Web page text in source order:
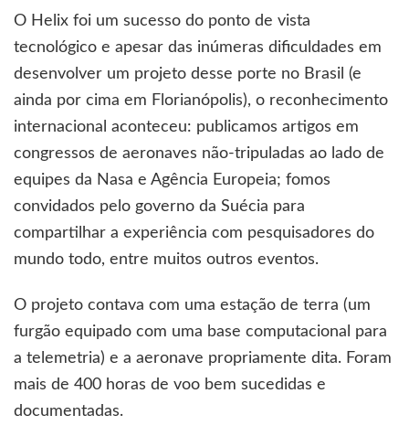
O Helix foi um sucesso do ponto de vista
tecnológico e apesar das inúmeras dificuldades em
desenvolver um projeto desse porte no Brasil (e
ainda por cima em Florianópolis), o reconhecimento
internacional aconteceu: publicamos artigos em
congressos de aeronaves não-tripuladas ao lado de
equipes da Nasa e Agência Europeia; fomos
convidados pelo governo da Suécia para
compartilhar a experiência com pesquisadores do
mundo todo, entre muitos outros eventos.
O projeto contava com uma estação de terra (um
furgão equipado com uma base computacional para
a telemetria) e a aeronave propriamente dita. Foram
mais de 400 horas de voo bem sucedidas e
documentadas.